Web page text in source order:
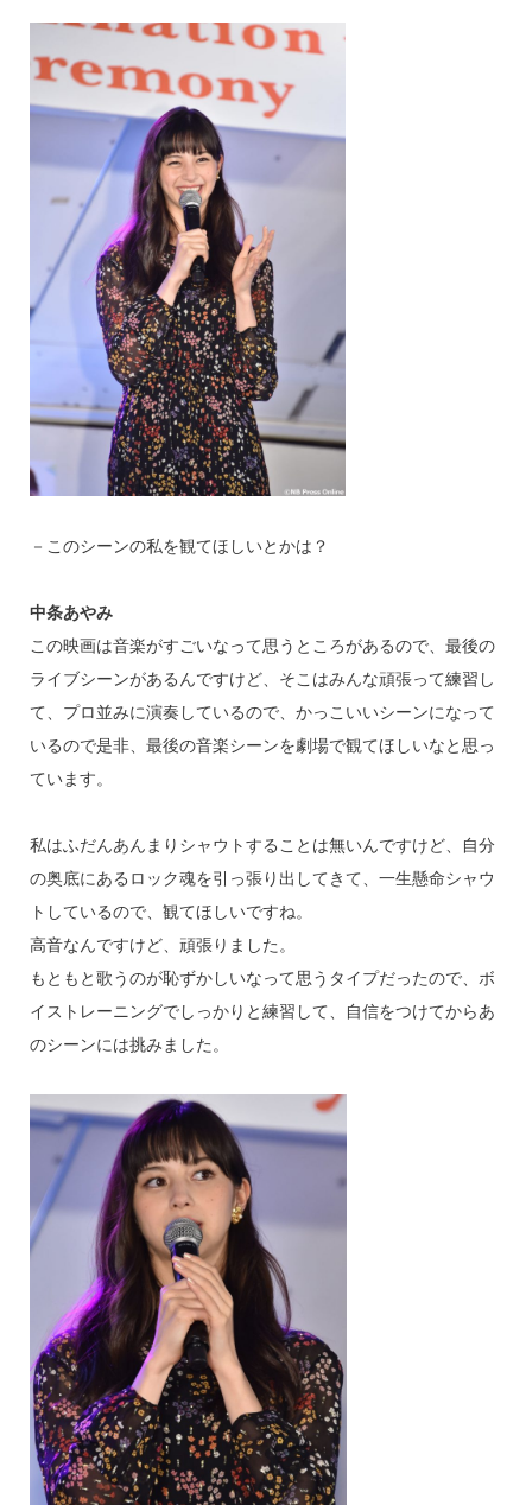
－このシーンの私を観てほしいとかは？
中条あやみ
この映画は音楽がすごいなって思うところがあるので、最後の
ライブシーンがあるんですけど、そこはみんな頑張って練習し
て、プロ並みに演奏しているので、かっこいいシーンになって
いるので是非、最後の音楽シーンを劇場で観てほしいなと思っ
ています。
私はふだんあんまりシャウトすることは無いんですけど、自分
の奥底にあるロック魂を引っ張り出してきて、一生懸命シャウ
トしているので、観てほしいですね。
高音なんですけど、頑張りました。
もともと歌うのが恥ずかしいなって思うタイプだったので、ボ
イストレーニングでしっかりと練習して、自信をつけてからあ
のシーンには挑みました。